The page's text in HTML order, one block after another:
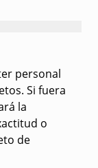
personal
Si fuera
la
o
de